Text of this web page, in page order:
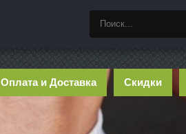
Оплата и Доставка Скидки